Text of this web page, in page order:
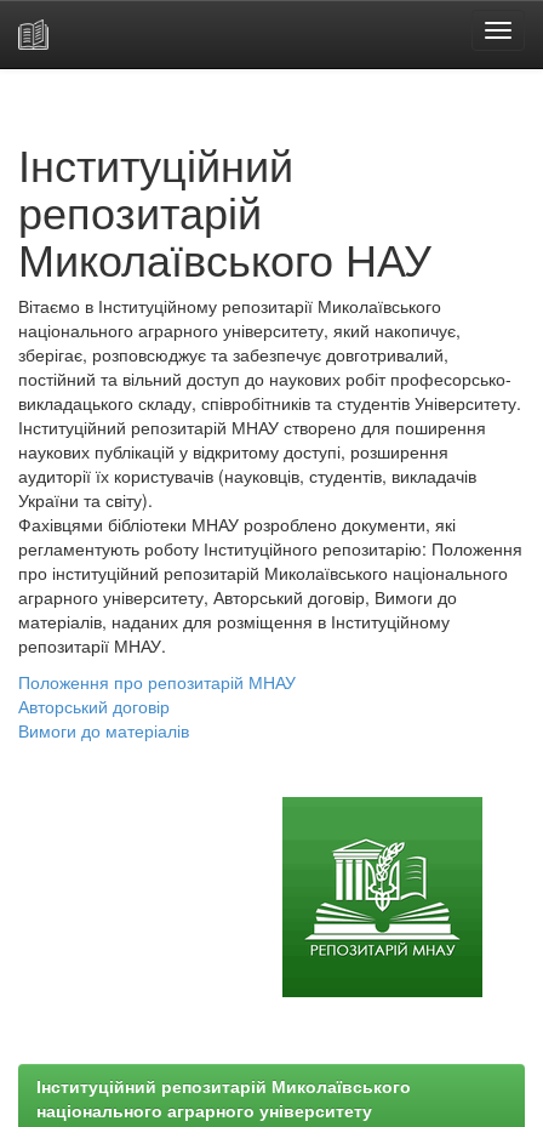
Інституційний
репозитарій
Миколаївського НАУ
Вітаємо в Інституційному репозитарії Миколаївського
національного аграрного університету, який накопичує,
зберігає, розповсюджує та забезпечує довготривалий,
постійний та вільний доступ до наукових робіт професорсько-
викладацького складу, співробітників та студентів Університету.
Інституційний репозитарій МНАУ створено для поширення
наукових публікацій у відкритому доступі, розширення
аудиторії їх користувачів (науковців, студентів, викладачів
України та світу).
Фахівцями бібліотеки МНАУ розроблено документи, які
регламентують роботу Інституційного репозитарію: Положення
про інституційний репозитарій Миколаївського національного
аграрного університету, Авторський договір, Вимоги до
матеріалів, наданих для розміщення в Інституційному
репозитарії МНАУ.
Положення про репозитарій МНАУ
Авторський договір
Вимоги до матеріалів
Інституційний репозитарій Миколаївського
національного аграрного університету